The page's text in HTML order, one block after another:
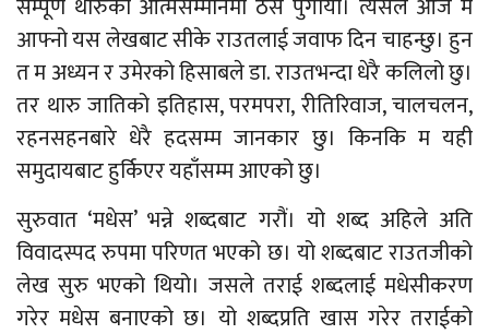
सम्पूर्ण थारुको आत्मसम्मानमा ठेस पुगायो। त्यसैले आज म
आफ्नो यस लेखबाट सीके राउतलाई जवाफ दिन चाहन्छु। हुन
त म अध्यन र उमेरको हिसाबले डा. राउतभन्दा धेरै कलिलो छु।
तर थारु जातिको इतिहास, परमपरा, रीतिरिवाज, चालचलन,
रहनसहनबारे धेरै हदसम्म जानकार छु। किनकि म यही
समुदायबाट हुर्किएर यहाँसम्म आएको छु।
सुरुवात ‘मधेस’ भन्ने शब्दबाट गरौं। यो शब्द अहिले अति
विवादस्पद रुपमा परिणत भएको छ। यो शब्दबाट राउतजीको
लेख सुरु भएको थियो। जसले तराई शब्दलाई मधेसीकरण
गरेर मधेस बनाएको छ। यो शब्दप्रति खास गरेर तराईको